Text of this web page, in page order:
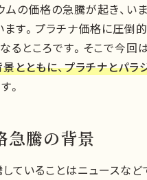
の価格の急騰が起き、い
す。プラチナ価格に圧倒
るところです。そこで今回は
とともに、プラチナとパラ
。
急騰の背景
ていることはニュースなど